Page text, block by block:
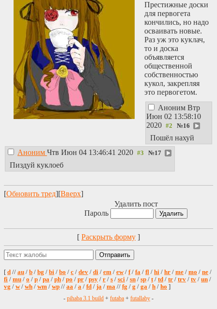
Престижные доски
для первогета
кончились, но надо
осваивать новые.
Раз уж это куклач,
то и доска
объявляется
общественной
собственностью
кукол, закрепляя
это первогетом.
Аноним Втр
Июн 02 13:58:10
2020
№16
Пошёл нахуй
Аноним Чтв Июн 04 13:46:41 2020 №17
Пиздуй куклоеб
[Обновить тред][Вверх]
Удалить пост
Пароль
[ Раскрыть форму ]
[ d // au / b / bg / bi / bo / c / dev / di / em / ew/ f/ fa / fl / hi / hr / me / mo / ne /
fi / mu / o / p / pa / ph / po / pr / psy / r / s / sci / sn / sp / t/ td / tr / trv / tv / un /
vg / w/ wh / wm / wp // aa / a / fd / ja / ma // fg / g / ga / h / ho ]
- pihaba 3.1 build + futaba + futallaby -